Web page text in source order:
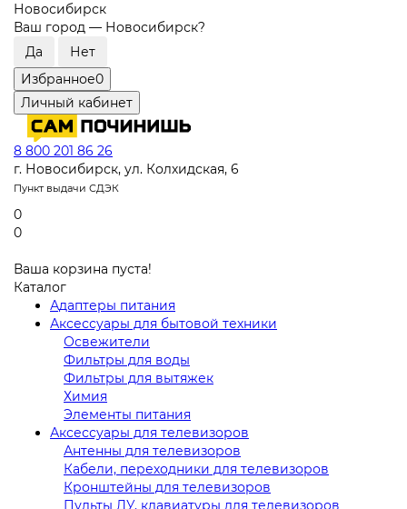
Новосибирск
Ваш город — Новосибирск?
Избранное0
Личный кабинет
8 800 201 86 26
г. Новосибирск, ул. Колхидская, 6
Пункт выдачи СДЭК
0
0
Ваша корзина пуста!
Каталог
Адаптеры питания
Аксессуары для бытовой техники
Освежители
Фильтры для воды
Фильтры для вытяжек
Химия
Элементы питания
Аксессуары для телевизоров
Антенны для телевизоров
Кабели, переходники для телевизоров
Кронштейны для телевизоров
Пульты ДУ, клавиатуры для телевизоров